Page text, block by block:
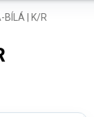
BÍLÁ | K/R